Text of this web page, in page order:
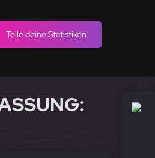
Teile deine Statistiken